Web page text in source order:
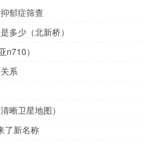
郁症筛查
多少（北新桥）
n710）
系
晰卫星地图）
了新名称